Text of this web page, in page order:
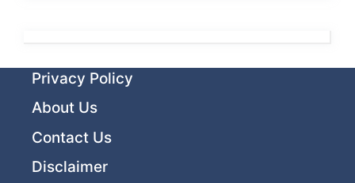
Privacy Policy
About Us
Contact Us
Disclaimer